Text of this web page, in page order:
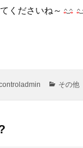
くださいね～
カ
その他